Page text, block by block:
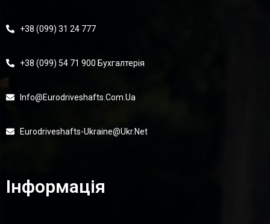
+38 (099) 31 24 777
+38 (099) 54 71 900 Бухгалтерія
Info@eurodriveshafts.com.ua
Eurodriveshafts-Ukraine@ukr.net
Інформація